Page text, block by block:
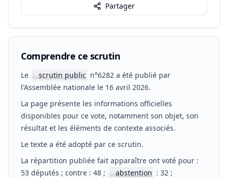
Partager
Comprendre ce scrutin
Le 📖scrutin public n°6282 a été publié par
l'Assemblée nationale le 16 avril 2026.
La page présente les informations officielles
disponibles pour ce vote, notamment son objet, son
résultat et les éléments de contexte associés.
Le texte a été adopté par ce scrutin.
La répartition publiée fait apparaître ont voté pour :
53 députés ; contre : 48 ;
📖abstention : 32 ;